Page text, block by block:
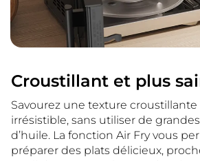
Croustillant et plus
Savourez une texture
irrésistible, sans utiliser de
d’huile. La fonction Air Fry vous
préparer des plats délicieux,